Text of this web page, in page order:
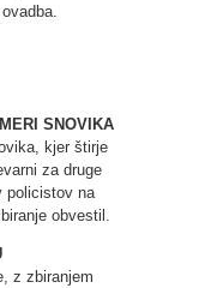
SNOVIKA
kjer štirje
za druge
policistov na
obvestil.
z zbiranjem